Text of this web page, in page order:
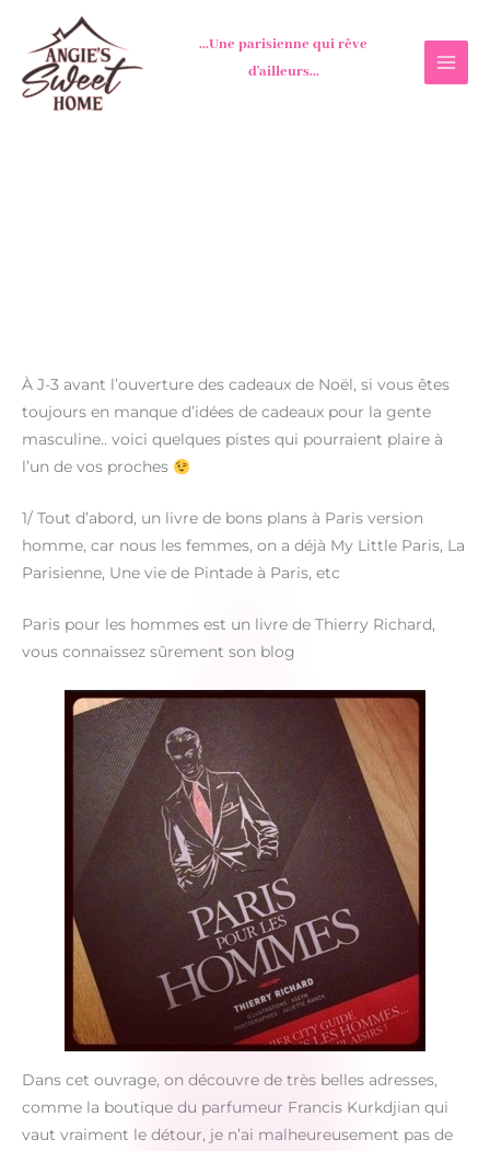
contenu
...Une parisienne qui rêve
d'ailleurs...
À J-3 avant l’ouverture des cadeaux de Noël, si vous êtes
toujours en manque d’idées de cadeaux pour la gente
masculine.. voici quelques pistes qui pourraient plaire à
l’un de vos proches
1/ Tout d’abord, un livre de bons plans à Paris version
homme, car nous les femmes, on a déjà My Little Paris, La
Parisienne, Une vie de Pintade à Paris, etc
Paris pour les hommes est un livre de Thierry Richard,
vous connaissez sûrement son blog
Dans cet ouvrage, on découvre de très belles adresses,
comme la boutique du parfumeur Francis Kurkdjian qui
vaut vraiment le détour, je n’ai malheureusement pas de